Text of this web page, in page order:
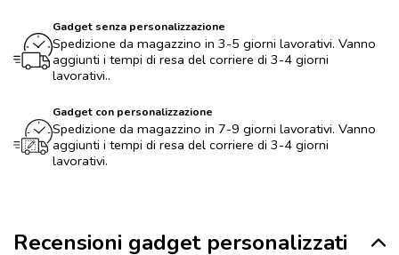
Gadget senza personalizzazione
Spedizione da magazzino in 3-5 giorni lavorativi. Vanno
aggiunti i tempi di resa del corriere di 3-4 giorni
lavorativi..
Gadget con personalizzazione
Spedizione da magazzino in 7-9 giorni lavorativi. Vanno
aggiunti i tempi di resa del corriere di 3-4 giorni
lavorativi.
Recensioni gadget personalizzati